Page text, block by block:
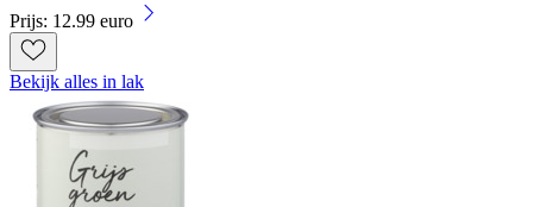
Prijs: 12.99 euro
Bekijk alles in lak